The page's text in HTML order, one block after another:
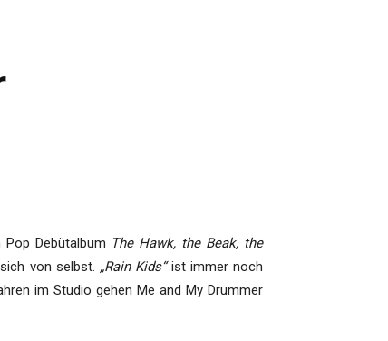
Debütalbum The Hawk, the Beak, the
von selbst. „Rain Kids“ist immer noch
im Studio gehen Me and My Drummer